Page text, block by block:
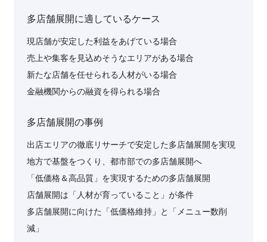
多店舗展開に適しているケース
現店舗が安定した利益をあげている場合
売上や集客を見込めそうなエリアがある場合
新たな店舗を任せられる人材がいる場合
金融機関からの融資を得られる場合
多店舗展開の事例
出店エリアの徹底リサーチで安定した多店舗展開を実現
地方で基盤をつくり、都市部での多店舗展開へ
「低価格＆高品質」を実現するための多店舗展開
店舗展開は「人材が育っていること」が条件
多店舗展開に向けた「低価格維持」と「メニュー数削
減」